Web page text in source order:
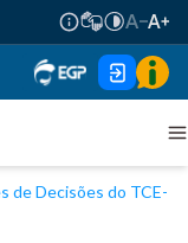
de Decisões do TCE-PR